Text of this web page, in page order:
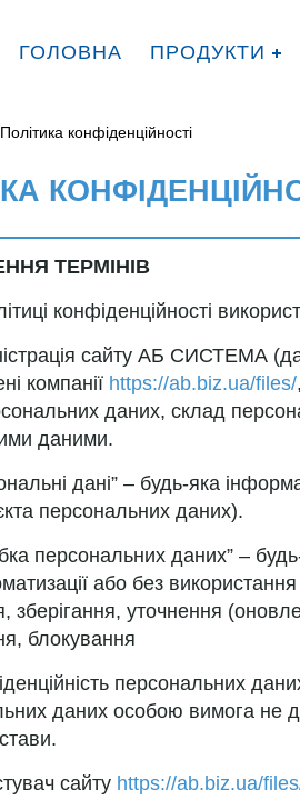
ГОЛОВНА ПРОДУКТИ
конфіденційності
ТЕРМІНІВ
конфіденційності
сайту АБ СИСТЕМА
компанії https://ab.biz.ua/files/
даних, склад
даними.
дані” – будь-яка
персональних даних).
персональних даних” –
або без
зберігання, уточнення
блокування
персональних
даних особою вимога не
сайту https://ab.biz.ua/